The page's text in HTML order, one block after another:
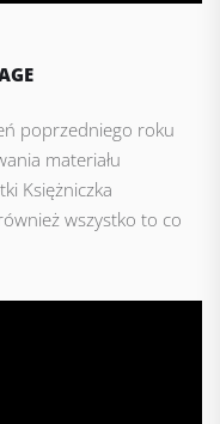
poprzedniego roku
materiału
Księżniczka
wszystko to co